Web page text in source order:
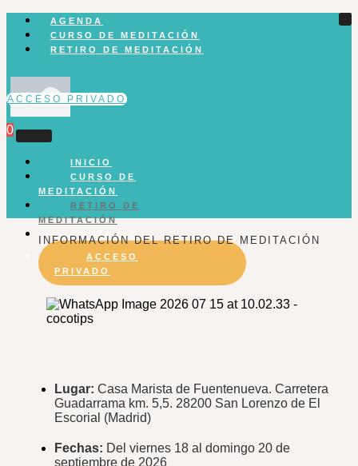
AGENDA
CURSO DE MEDITACIÓN
RETIRO DE MEDITACIÓN
ACCESO PRIVADO
0
INICIO
CURSO DE
MEDITACIÓN
RETIRO DE
MEDITACIÓN
CONTACTO
ACCESO
PRIVADO
INFORMACIÓN DEL RETIRO DE MEDITACIÓN
Lugar: Casa Marista de Fuentenueva. Carretera
Guadarrama km. 5,5. 28200 San Lorenzo de El
Escorial (Madrid)
Fechas: Del viernes 18 al domingo 20 de
septiembre de 2026